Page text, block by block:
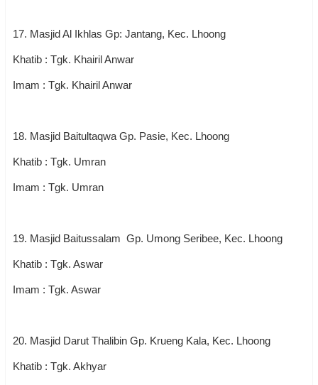
17. Masjid Al Ikhlas Gp: Jantang, Kec. Lhoong
Khatib : Tgk. Khairil Anwar
Imam : Tgk. Khairil Anwar
18. Masjid Baitultaqwa Gp. Pasie, Kec. Lhoong
Khatib : Tgk. Umran
Imam : Tgk. Umran
19. Masjid Baitussalam Gp. Umong Seribee, Kec. Lhoong
Khatib : Tgk. Aswar
Imam : Tgk. Aswar
20. Masjid Darut Thalibin Gp. Krueng Kala, Kec. Lhoong
Khatib : Tgk. Akhyar